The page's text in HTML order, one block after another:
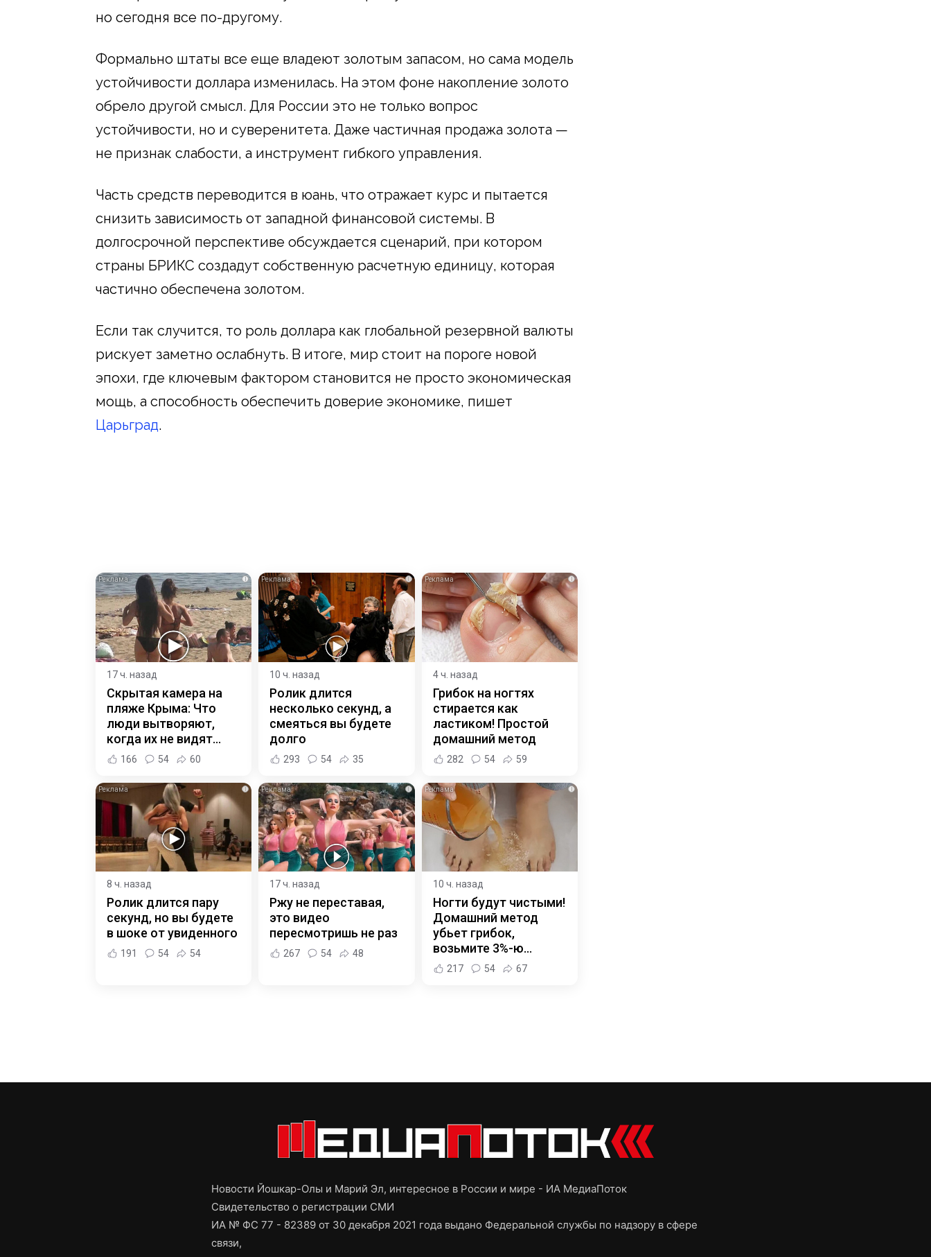
но сегодня все по-другому.
Формально штаты все еще владеют золотым запасом, но сама модель
устойчивости доллара изменилась. На этом фоне накопление золото
обрело другой смысл. Для России это не только вопрос
устойчивости, но и суверенитета. Даже частичная продажа золота —
не признак слабости, а инструмент гибкого управления.
Часть средств переводится в юань, что отражает курс и пытается
снизить зависимость от западной финансовой системы. В
долгосрочной перспективе обсуждается сценарий, при котором
страны БРИКС создадут собственную расчетную единицу, которая
частично обеспечена золотом.
Если так случится, то роль доллара как глобальной резервной валюты
рискует заметно ослабнуть. В итоге, мир стоит на пороге новой
эпохи, где ключевым фактором становится не просто экономическая
мощь, а способность обеспечить доверие экономике, пишет
Царьград.
i
17 ч. назад
Скрытая камера на
пляже Крыма: Что
люди вытворяют,
когда их не видят...
166 54 60
i
10 ч. назад
Ролик длится
несколько секунд, а
смеяться вы будете
долго
293 54 35
i
4 ч. назад
Грибок на ногтях
стирается как
ластиком! Простой
домашний метод
282 54 59
i
8 ч. назад
Ролик длится пару
секунд, но вы будете
в шоке от увиденного
191 54 54
i
17 ч. назад
Ржу не переставая,
это видео
пересмотришь не раз
267 54 48
i
10 ч. назад
Ногти будут чистыми!
Домашний метод
убьет грибок,
возьмите 3%-ю…
217 54 67
Новости Йошкар-Олы и Марий Эл, интересное в России и мире - ИА МедиаПоток
Свидетельство о регистрации СМИ
ИА № ФС 77 - 82389 от 30 декабря 2021 года выдано Федеральной службы по надзору в сфере
связи,